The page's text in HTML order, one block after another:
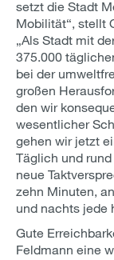
setzt die Stadt
Mobilität“, stellt
„Als Stadt mit
375.000
bei der
großen
den wir
wesentlicher
gehen wir jetzt
Täglich und
neue
zehn Minuten,
und nachts jede
Gute
Feldmann eine